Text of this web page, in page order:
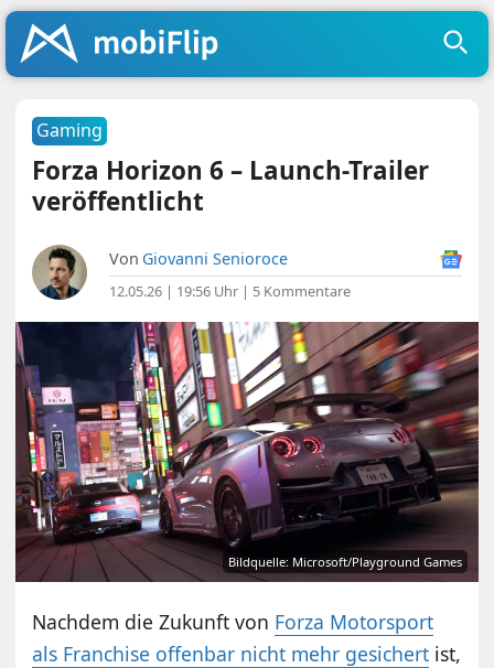
Gaming
Forza Horizon 6 – Launch-Trailer
veröffentlicht
Von Giovanni Senioroce
12.05.26 | 19:56 Uhr | 5 Kommentare
Bildquelle: Microsoft/Playground Games
Nachdem die Zukunft von Forza Motorsport
als Franchise offenbar nicht mehr gesichert ist,